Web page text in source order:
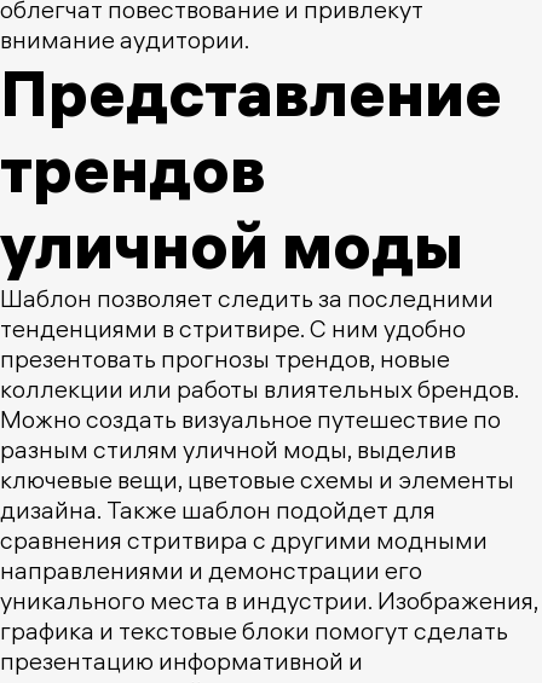
облегчат повествование и привлекут
внимание аудитории.
Представление
трендов
уличной моды
Шаблон позволяет следить за последними
тенденциями в стритвире. С ним удобно
презентовать прогнозы трендов, новые
коллекции или работы влиятельных брендов.
Можно создать визуальное путешествие по
разным стилям уличной моды, выделив
ключевые вещи, цветовые схемы и элементы
дизайна. Также шаблон подойдет для
сравнения стритвира с другими модными
направлениями и демонстрации его
уникального места в индустрии. Изображения,
графика и текстовые блоки помогут сделать
презентацию информативной и